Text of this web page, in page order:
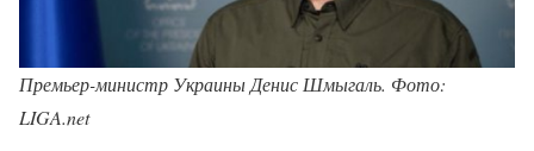
Премьер-министр Украины Денис Шмыгаль. Фото:
LIGA.net